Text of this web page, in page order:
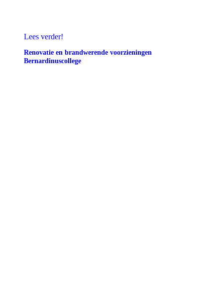
Lees verder!
Renovatie en brandwerende voorzieningen
Bernardinuscollege